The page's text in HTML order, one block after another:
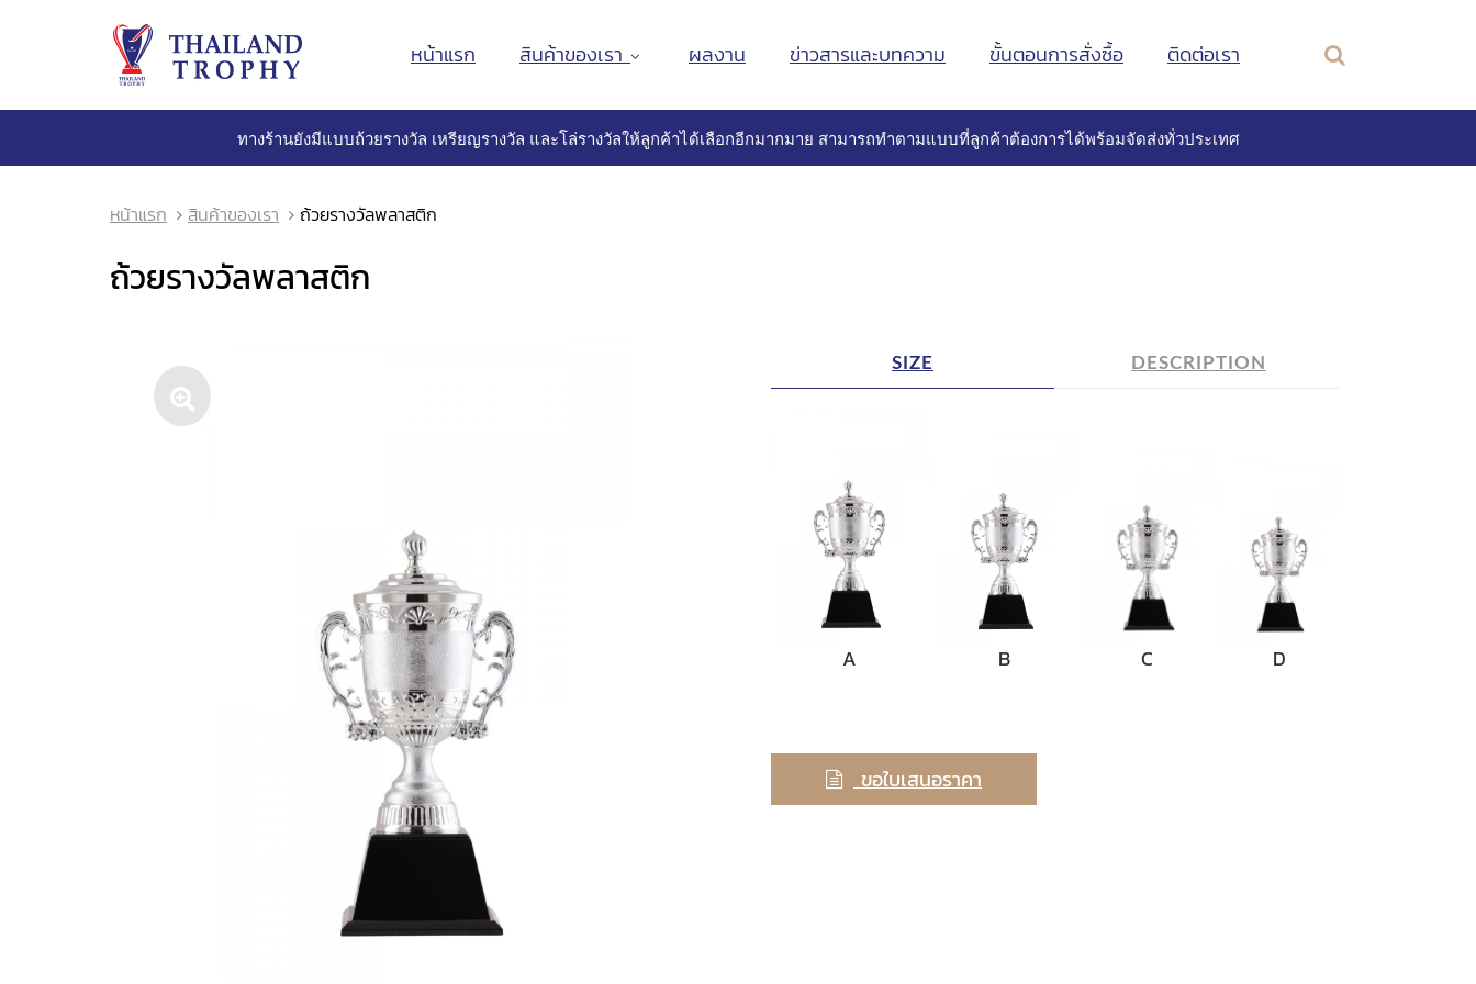
หน้าแรก สินค้าของเรา ผลงาน ข่าวสารและบทความ ขั้นตอนการสั่งซื้อ ติดต่อเรา
ทางร้านยังมีแบบถ้วยรางวัล เหรียญรางวัล และโล่รางวัลให้ลูกค้าได้เลือกอีกมากมาย สามารถทำตามแบบที่ลูกค้าต้องการได้พร้อมจัดส่งทั่วประเทศ
หน้าแรก สินค้าของเรา ถ้วยรางวัลพลาสติก
ถ้วยรางวัลพลาสติก
SIZE DESCRIPTION
A B C D
ขอใบเสนอราคา